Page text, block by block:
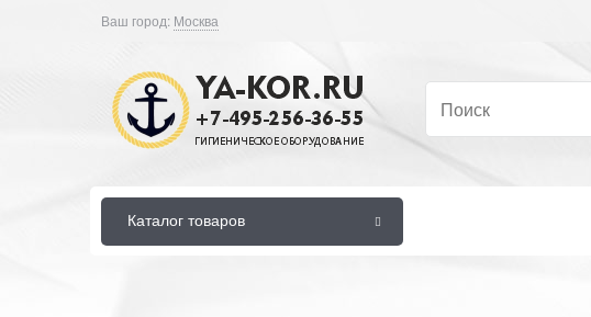
Ваш город: Москва
Каталог товаров